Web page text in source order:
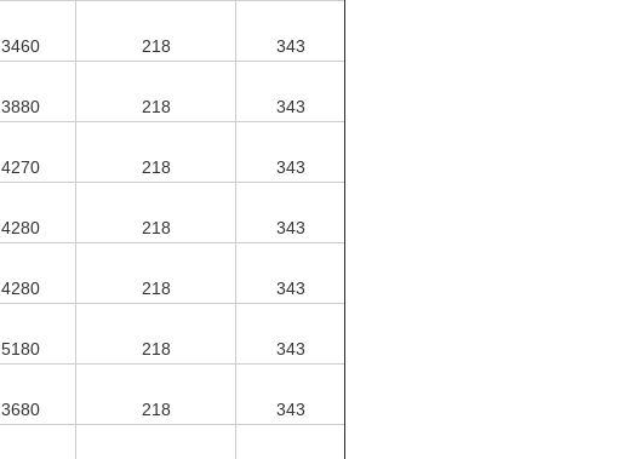
3460 218 343
3880 218 343
4270 218 343
4280 218 343
4280 218 343
5180 218 343
3680 218 343